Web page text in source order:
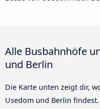
Alle Busbahnhöfe
und Berlin
Die Karte unten zeigt dir,
Usedom und Berlin findest.